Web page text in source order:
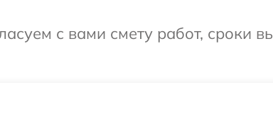
с вами смету работ, сроки